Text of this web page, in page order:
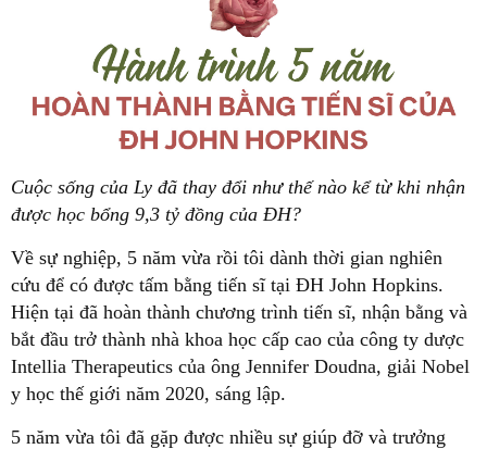
Cuộc sống của Ly đã thay đổi như thế nào kể từ khi nhận
được học bổng 9,3 tỷ đồng của ĐH?
Về sự nghiệp, 5 năm vừa rồi tôi dành thời gian nghiên
cứu để có được tấm bằng tiến sĩ tại ĐH John Hopkins.
Hiện tại đã hoàn thành chương trình tiến sĩ, nhận bằng và
bắt đầu trở thành nhà khoa học cấp cao của công ty dược
Intellia Therapeutics của ông Jennifer Doudna, giải Nobel
y học thế giới năm 2020, sáng lập.
5 năm vừa tôi đã gặp được nhiều sự giúp đỡ và trưởng